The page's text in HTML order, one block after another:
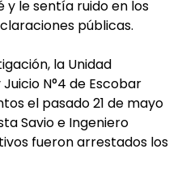
y le sentía ruido en los
públicas.
la Unidad
N°4 de Escobar
el pasado 21 de mayo
Savio e Ingeniero
fueron arrestados los